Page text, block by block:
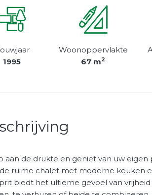
1995
Woonoppervlakte
67 m2
aan de drukte en geniet van uw
ruime chalet met moderne keuken
biedt het ultieme gevoel van